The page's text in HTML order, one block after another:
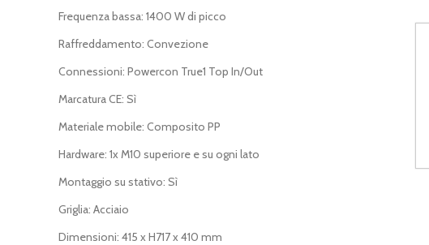
Frequenza bassa: 1400 W di picco
Raffreddamento: Convezione
Connessioni: Powercon True1 Top In/Out
Marcatura CE: Sì
Materiale mobile: Composito PP
Hardware: 1x M10 superiore e su ogni lato
Montaggio su stativo: Sì
Griglia: Acciaio
Dimensioni: 415 x H717 x 410 mm